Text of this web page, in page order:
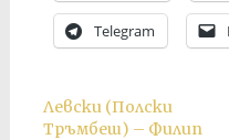
Telegram
Левски (Полски
Тръмбеш) – Филип